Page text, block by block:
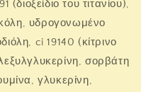
(διοξείδιο του τιτανίου),
υδρογονωμένο
ci 19140 (κίτρινο
σορβάτη
γλυκερίνη,